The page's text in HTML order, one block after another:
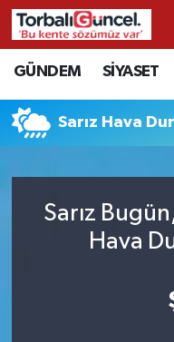
GÜNDEM SİYASET
Sarız Hava
Sarız
Hava
İzmir Nöbetçi
İzmir Hava
İzmir Trafik
Süper Lig Puan